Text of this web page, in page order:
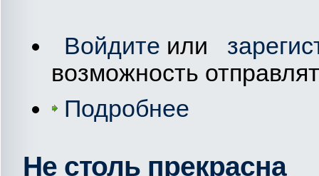
Войдите или
возможность
Подробнее
Не столь прекрасна